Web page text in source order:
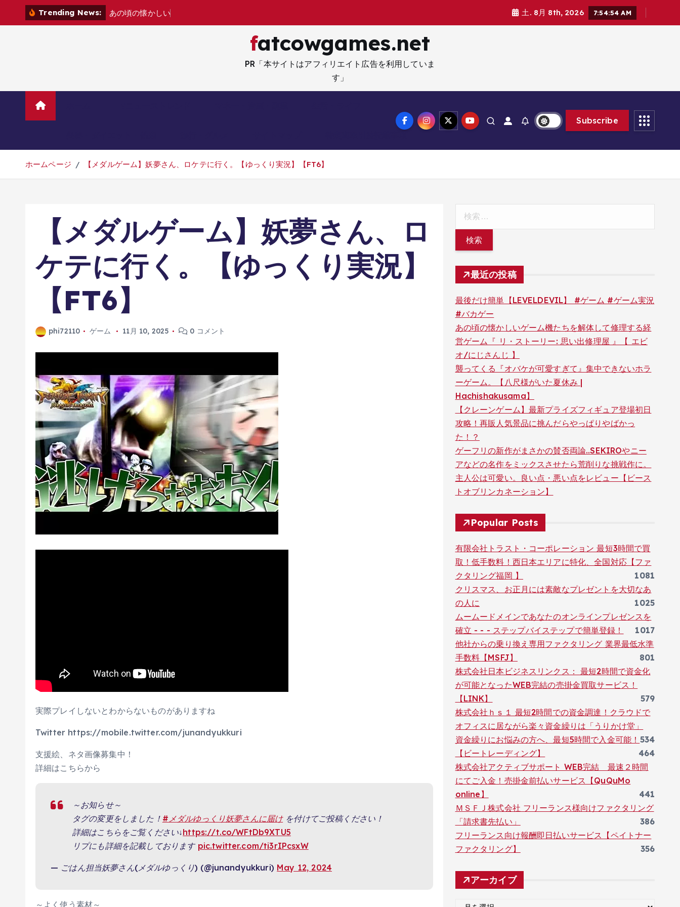
Trending News: あの頃の懐かしい 土. 8月 8th, 2026 7:54:55 AM
fatcowgames.net
PR「本サイトはアフィリエイト広告を利用していま
す」
Subscribe
ホームページ 【メダルゲーム】妖夢さん、ロケテに行く。【ゆっくり実況】【FT6】
【メダルゲーム】妖夢さん、ロ
ケテに行く。【ゆっくり実況】
【FT6】
phi72110 ゲーム 11月 10, 2025 0 コメント
実際プレイしないとわからないものがありますね
Twitter https://mobile.twitter.com/junandyukkuri
支援絵、ネタ画像募集中！
詳細はこちらから
～お知らせ～
タグの変更をしました！ #メダルゆっくり妖夢さんに届けを付けてご投稿ください！
詳細はこちらをご覧ください↓https://t.co/WFtDb9XTU5
リプにも詳細を記載しております pic.twitter.com/ti3rIPcsxW
— ごはん担当妖夢さん(メダルゆっくり) (@junandyukkuri) May 12, 2024
～よく使う素材～
最近の投稿
最後だけ簡単【LEVELDEVIL】 #ゲーム #ゲーム実況
#バカゲー
あの頃の懐かしいゲーム機たちを解体して修理する経
営ゲーム『 リ・ストーリー: 思い出修理屋 』【 エビ
オ/にじさんじ 】
襲ってくる『オバケが可愛すぎて』集中できないホラ
ーゲーム。【八尺様がいた夏休み |
Hachishakusama】
【クレーンゲーム】最新プライズフィギュア登場初日
攻略！再販人気景品に挑んだらやっぱりやばかっ
た！？
ゲーフリの新作がまさかの賛否両論..SEKIROやニー
アなどの名作をミックスさせたら荒削りな挑戦作に。
主人公は可愛い。良い点・悪い点をレビュー【ビース
トオブリンカネーション】
Popular Posts
有限会社トラスト・コーポレーション 最短3時間で買
取！低手数料！西日本エリアに特化、全国対応【ファ
クタリング福岡 】
1081
クリスマス、お正月には素敵なプレゼントを大切なあ
の人に
1025
ムームードメインであなたのオンラインプレゼンスを
確立 - - - ステップバイステップで簡単登録！
1017
他社からの乗り換え専用ファクタリング 業界最低水準
手数料【MSFJ】
801
株式会社日本ビジネスリンクス： 最短2時間で資金化
が可能となったWEB完結の売掛金買取サービス！
【LINK】
579
株式会社ｈｓ１ 最短2時間での資金調達！クラウドで
オフィスに居ながら楽々資金繰りは「うりかけ堂」
534
資金繰りにお悩みの方へ、最短5時間で入金可能！
【ビートレーディング】
464
株式会社アクティブサポート WEB完結 最速２時間
にてご入金！売掛金前払いサービス【QuQuMo
online】
441
ＭＳＦＪ株式会社 フリーランス様向けファクタリング
「請求書先払い」
386
フリーランス向け報酬即日払いサービス【ペイトナー
ファクタリング】
356
アーカイブ